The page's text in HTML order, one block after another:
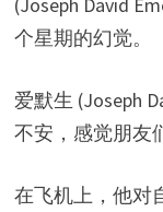
(Joseph David
个星期的幻觉。
爱默生 (Joseph
不安，感觉朋友
在飞机上，他对